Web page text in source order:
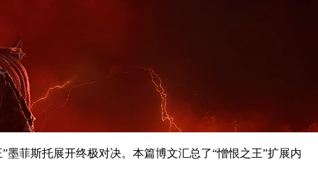
墨菲斯托展开终极对决。本篇博文汇总了“憎恨之王”扩展内